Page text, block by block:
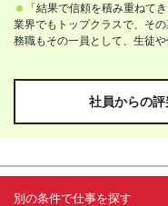
運営の中心を担う存在。 仲間
合ったりできる、やりがいの
「結果で信頼を積み重ねて
業界でもトップクラスで、そ
務職もその一員として、生徒
特に印象的なのは、卒業後も
社員からの
別の条件で仕事を探す